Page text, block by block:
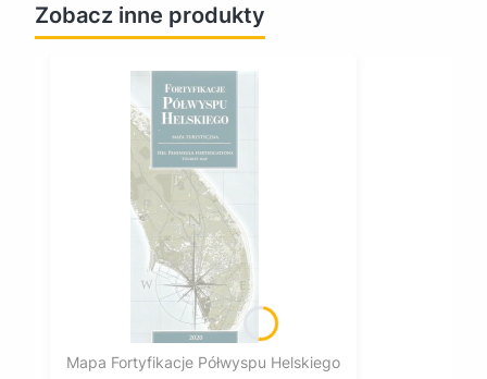
Zobacz inne produkty
Mapa Fortyfikacje Półwyspu Helskiego